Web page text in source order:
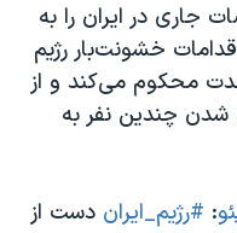
جاری در ایران را به
خشونت‌بار رژیم
محکوم می‌کند و از
شدن چندین نفر به
: #رژیم_ایران دست از